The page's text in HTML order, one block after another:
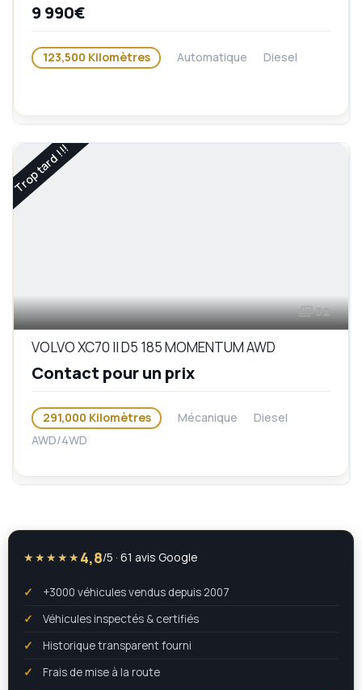
9 990€
123,500 Kilomètres Automatique Diesel
Trop tard !!!
32
VOLVO XC70 II D5 185 MOMENTUM AWD
Contact pour un prix
291,000 Kilomètres Mécanique
Diesel
AWD/4WD
★★★★★ 4,8/5 · 61 avis Google
+3000 véhicules vendus depuis 2007
Véhicules inspectés & certifiés
Historique transparent fourni
Frais de mise à la route